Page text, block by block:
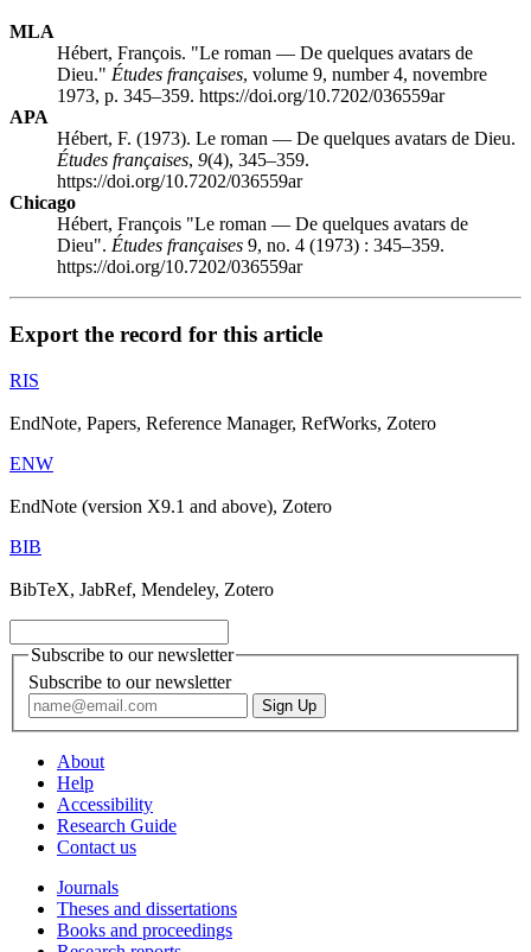
MLA
Hébert, François. "Le roman — De quelques avatars de
Dieu." Études françaises, volume 9, number 4, novembre
1973, p. 345–359. https://doi.org/10.7202/036559ar
APA
Hébert, F. (1973). Le roman — De quelques avatars de Dieu.
Études françaises, 9(4), 345–359.
https://doi.org/10.7202/036559ar
Chicago
Hébert, François "Le roman — De quelques avatars de
Dieu". Études françaises 9, no. 4 (1973) : 345–359.
https://doi.org/10.7202/036559ar
Export the record for this article
RIS
EndNote, Papers, Reference Manager, RefWorks, Zotero
ENW
EndNote (version X9.1 and above), Zotero
BIB
BibTeX, JabRef, Mendeley, Zotero
Subscribe to our newsletter
Subscribe to our newsletter
About
Help
Accessibility
Research Guide
Contact us
Journals
Theses and dissertations
Books and proceedings